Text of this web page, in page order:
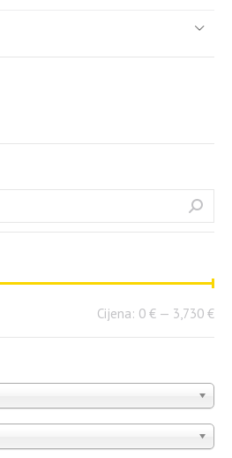
Cijena: 0 € — 3,730 €